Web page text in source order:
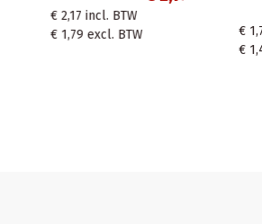
€ 2,17 incl. BTW
€ 1,79 excl. BTW € 1,79
€ 1,48